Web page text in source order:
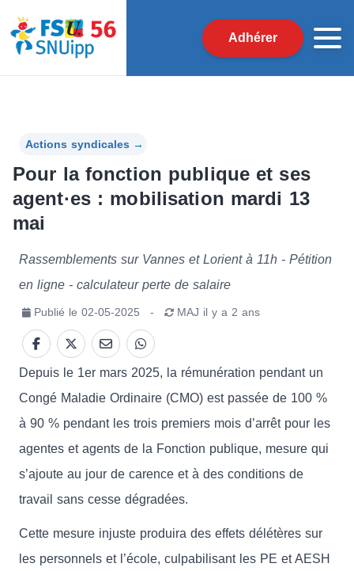
Adhérer
Actions syndicales →
Pour la fonction publique et ses
agent·es : mobilisation mardi 13
mai
Rassemblements sur Vannes et Lorient à 11h - Pétition
en ligne - calculateur perte de salaire
Publié le 02-05-2025 - MAJ il y a 2 ans
Depuis le 1er mars 2025, la rémunération pendant un
Congé Maladie Ordinaire (CMO) est passée de 100 %
à 90 % pendant les trois premiers mois d’arrêt pour les
agentes et agents de la Fonction publique, mesure qui
s’ajoute au jour de carence et à des conditions de
travail sans cesse dégradées.
Cette mesure injuste produira des effets délétères sur
les personnels et l’école, culpabilisant les PE et AESH